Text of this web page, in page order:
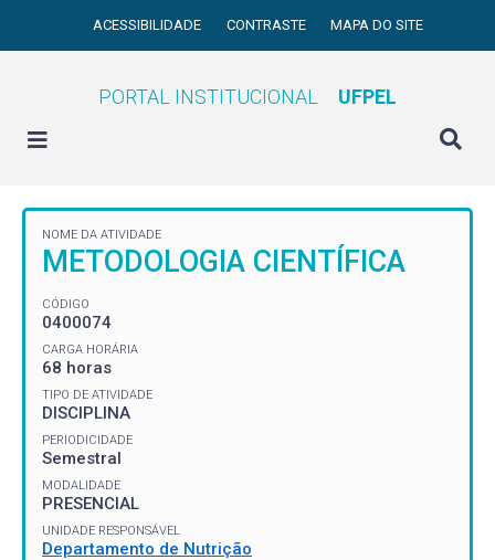
ACESSIBILIDADE CONTRASTE MAPA DO SITE
PORTAL INSTITUCIONAL UFPEL
NOME DA ATIVIDADE
METODOLOGIA CIENTÍFICA
CÓDIGO
0400074
CARGA HORÁRIA
68 horas
TIPO DE ATIVIDADE
DISCIPLINA
PERIODICIDADE
Semestral
MODALIDADE
PRESENCIAL
UNIDADE RESPONSÁVEL
Departamento de Nutrição